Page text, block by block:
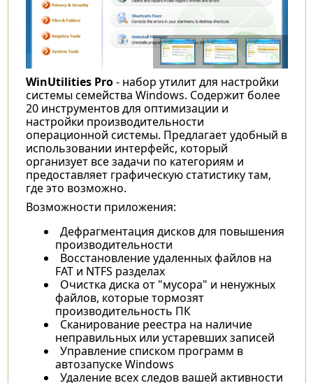
WinUtilities Pro- набор утилит для настройки
системы семейства Windows. Содержит более
20 инструментов для оптимизации и
настройки производительности
операционной системы. Предлагает удобный в
использовании интерфейс, который
организует все задачи по категориям и
предоставляет графическую статистику там,
где это возможно.
Возможности приложения:
Дефрагментация дисков для повышения
производительности
Восстановление удаленных файлов на
FAT и NTFS разделах
Очистка диска от "мусора" и ненужных
файлов, которые тормозят
производительность ПК
Сканирование реестра на наличие
неправильных или устаревших записей
Управление списком программ в
автозапуске Windows
Удаление всех следов вашей активности